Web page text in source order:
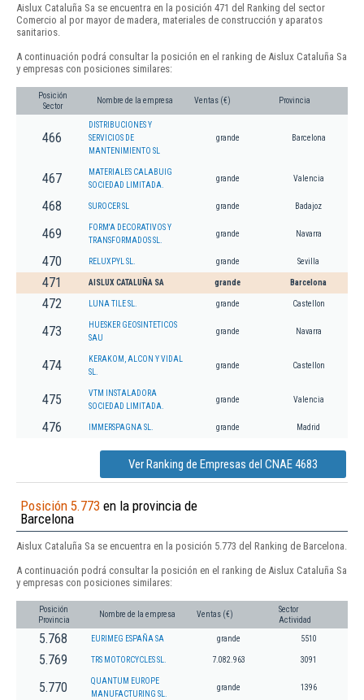
Aislux Cataluña Sa se encuentra en la posición 471 del Ranking del sector
Comercio al por mayor de madera, materiales de construcción y aparatos
sanitarios.
A continuación podrá consultar la posición en el ranking de Aislux Cataluña Sa
y empresas con posiciones similares:
Posición
Sector
Nombre de la empresa Ventas (€) Provincia
466
DISTRIBUCIONES Y
SERVICIOS DE
MANTENIMIENTO SL
grande Barcelona
467
MATERIALES CALABUIG
SOCIEDAD LIMITADA.
grande Valencia
468 SUROCER SL grande Badajoz
469
FORM'A DECORATIVOS Y
TRANSFORMADOS SL.
grande Navarra
470 RELUXPYL SL. grande Sevilla
471 AISLUX CATALUÑA SA grande Barcelona
472 LUNA TILE SL. grande Castellon
473
HUESKER GEOSINTETICOS
SAU
grande Navarra
474
KERAKOM, ALCON Y VIDAL
SL.
grande Castellon
475
VTM INSTALADORA
SOCIEDAD LIMITADA.
grande Valencia
476 IMMERSPAGNA SL. grande Madrid
Ver Ranking de Empresas del CNAE 4683
Posición 5.773 en la provincia de
Barcelona
Aislux Cataluña Sa se encuentra en la posición 5.773 del Ranking de Barcelona.
A continuación podrá consultar la posición en el ranking de Aislux Cataluña Sa
y empresas con posiciones similares:
Posición
Provincia
Nombre de la empresa Ventas (€)
Sector
Actividad
5.768 EURIMEG ESPAÑA SA grande 5510
5.769 TRS MOTORCYCLES SL. 7.082.963 3091
5.770
QUANTUM EUROPE
MANUFACTURING SL.
grande 1396